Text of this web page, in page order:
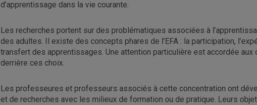
d’apprentissage dans la vie courante.
Les recherches portent sur des problématiques associées à
des adultes. Il existe des concepts phares de l’EFA : la participation,
transfert des apprentissages. Une attention particulière est accordée
derrière ces choix.
Les professeures et professeurs associés à cette concentration ont
et de recherches avec les milieux de formation ou de pratique. Leurs